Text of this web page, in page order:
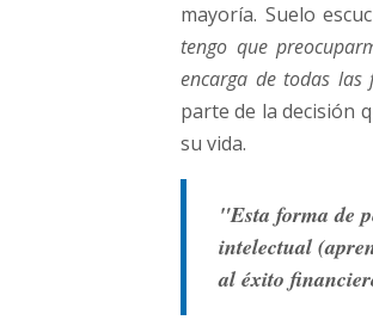
mayoría. Suelo
tengo que
encarga de todas las
parte de la decisión
su vida.
"Esta forma de
intelectual
al éxito